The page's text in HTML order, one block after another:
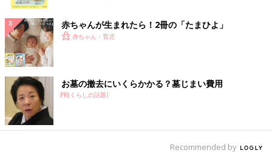
赤ちゃんが生まれたら！2冊の「たまひよ」
赤ちゃん・育児
お墓の撤去にいくらかかる？墓じまい費用
PR(くらしの話題)
Recommended by